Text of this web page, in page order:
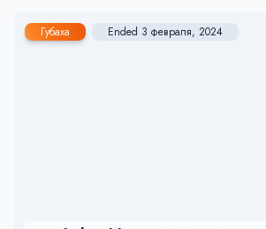
Губаха Ended 3 февраля, 2024